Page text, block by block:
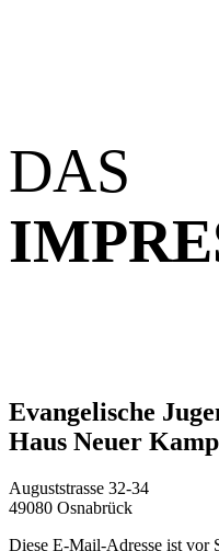
DAS
Evangelische
Haus Neuer
Auguststrasse 32-34
49080 Osnabrück
Diese E-Mail-Adresse ist vor